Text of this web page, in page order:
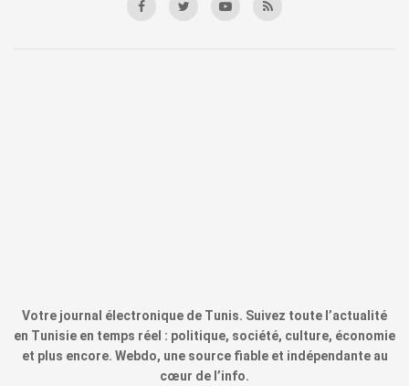
Votre journal électronique de Tunis. Suivez toute l’actualité
en Tunisie en temps réel : politique, société, culture, économie
et plus encore. Webdo, une source fiable et indépendante au
cœur de l’info.